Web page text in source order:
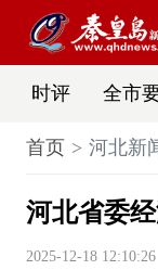
时评 全市
首页 河北新
河北省委
2025-12-18 12:10:26